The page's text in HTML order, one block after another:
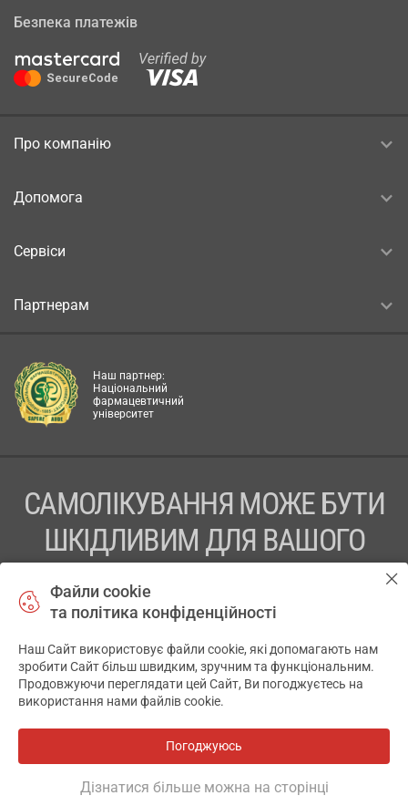
Безпека платежів
Про компанію
Допомога
Сервіси
Партнерам
Наш партнер:
Національний
фармацевтичний
університет
САМОЛІКУВАННЯ МОЖЕ БУТИ
ШКІДЛИВИМ ДЛЯ ВАШОГО
ПЕРЕД ЗАСТОСУВАННЯМ ПРЕПАРАТУ ПРОКОНСУЛЬТУЙТЕСЬ
ТОВ «АПТЕКА 911.ЮА» Код ЄДРПОУ 43631965.
Відмова від відповідальності
© 2014-2026. Медична інформаційна система АПТЕКА911.ЮА
Файли cookie
та політика конфіденційності
Наш Сайт використовує файли cookie, які допомагають нам
зробити Сайт більш швидким, зручним та функціональним.
Продовжуючи переглядати цей Сайт, Ви погоджуєтесь на
використання нами файлів cookie.
Погоджуюсь
Дізнатися більше можна на сторінці
✕